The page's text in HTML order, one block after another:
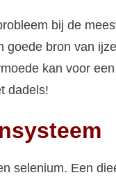
bij de
bron van
kan voor
dadels!
selenium. Een